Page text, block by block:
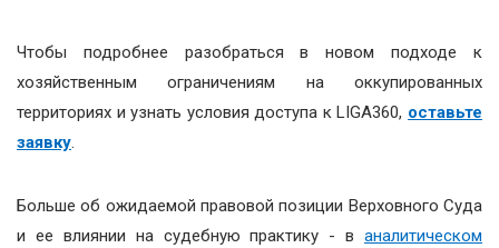
Чтобы подробнее разобраться в новом подходе к
хозяйственным ограничениям на оккупированных
территориях и узнать условия доступа к LIGA360, оставьте
заявку.
Больше об ожидаемой правовой позиции Верховного Суда
и ее влиянии на судебную практику - в аналитическом